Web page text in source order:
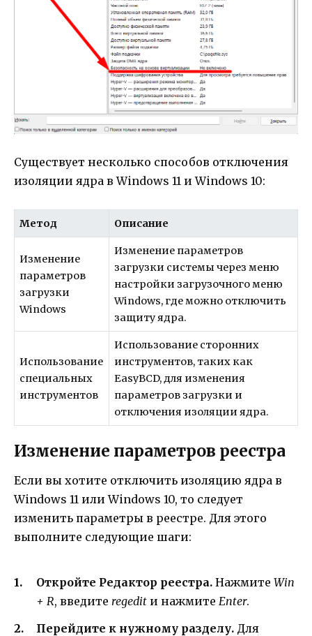
Существует несколько способов отключения
изоляции ядра в Windows 11 и Windows 10:
Метод Описание
Изменение
параметров
загрузки
Windows
Изменение параметров
загрузки системы через меню
настройки загрузочного меню
Windows, где можно отключить
защиту ядра.
Использование
специальных
инструментов
Использование сторонних
инструментов, таких как
EasyBCD, для изменения
параметров загрузки и
отключения изоляции ядра.
Изменение параметров реестра
Если вы хотите отключить изоляцию ядра в
Windows 11 или Windows 10, то следует
изменить параметры в реестре. Для этого
выполните следующие шаги:
Откройте Редактор реестра. Нажмите Win
+ R, введите regedit и нажмите Enter.
Перейдите к нужному разделу. Для